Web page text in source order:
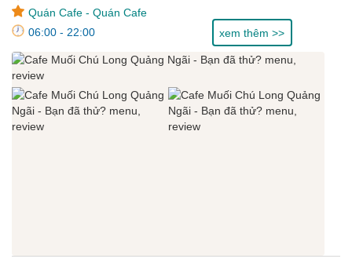
Quán Cafe - Quán Cafe
06:00 - 22:00
xem thêm >>